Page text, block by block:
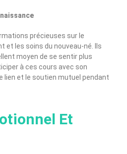
précieuses sur le
et les soins du nouveau-né. Ils
moyen de se sentir plus
à ces cours avec son
lien et le soutien mutuel pendant
Et